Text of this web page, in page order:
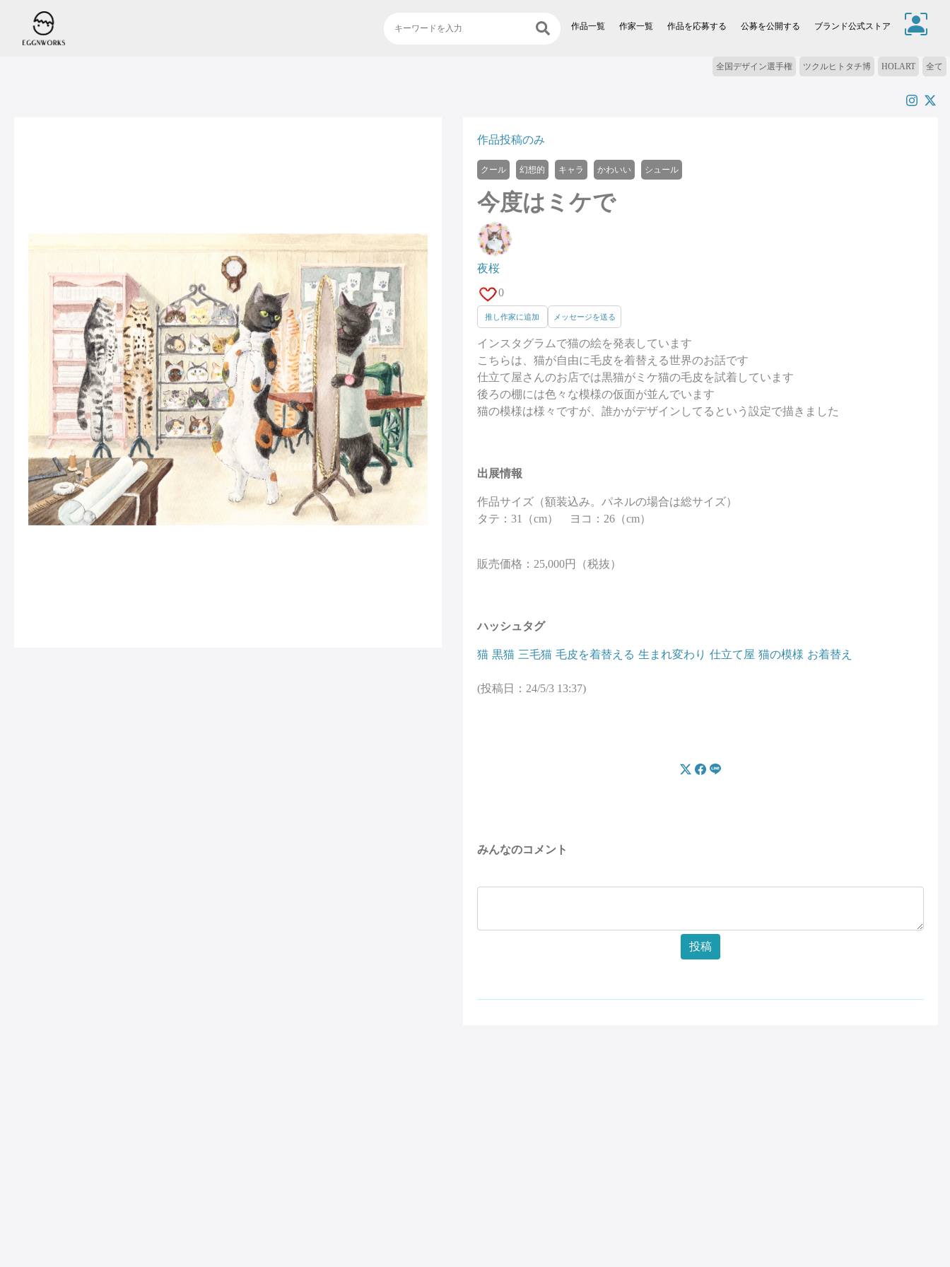
作品一覧 作家一覧 作品を応募する 公募を公開する ブランド公式ストア
全国デザイン選手権 ツクルヒトタチ博 HOLART 全て
作品投稿のみ
クール 幻想的 キャラ かわいい シュール
今度はミケで
夜桜
0
推し作家に追加 メッセージを送る
インスタグラムで猫の絵を発表しています
こちらは、猫が自由に毛皮を着替える世界のお話です
仕立て屋さんのお店では黒猫がミケ猫の毛皮を試着しています
後ろの棚には色々な模様の仮面が並んでいます
猫の模様は様々ですが、誰かがデザインしてるという設定で描きました
出展情報
作品サイズ（額装込み。パネルの場合は総サイズ）
タテ：31（cm） ヨコ：26（cm）
販売価格：25,000円（税抜）
ハッシュタグ
猫 黒猫 三毛猫 毛皮を着替える 生まれ変わり 仕立て屋 猫の模様 お着替え
(投稿日：24/5/3 13:37)
みんなのコメント
投稿